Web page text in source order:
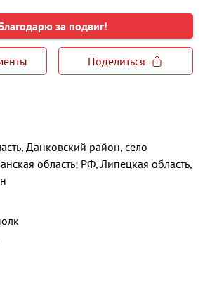
за подвиг!
Поделиться
Данковский район, село
область; РФ, Липецкая область,